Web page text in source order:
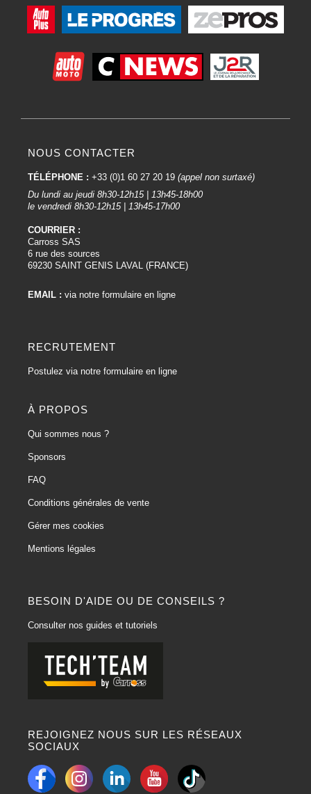
BESOIN D'AIDE OU DE CONSEILS ?
Consulter nos guides et tutoriels
REJOIGNEZ NOUS SUR LES RÉSEAUX
SOCIAUX
NOUS CONTACTER
TÉLÉPHONE : +33 (0)1 60 27 20 19 (appel non surtaxé)
Du lundi au jeudi 8h30-12h15 | 13h45-18h00
le vendredi 8h30-12h15 | 13h45-17h00
COURRIER :
Carross SAS
6 rue des sources
69230 SAINT GENIS LAVAL (FRANCE)
EMAIL : via notre formulaire en ligne
RECRUTEMENT
Postulez via notre formulaire en ligne
À PROPOS
Qui sommes nous ?
Sponsors
FAQ
Conditions générales de vente
Gérer mes cookies
Mentions légales